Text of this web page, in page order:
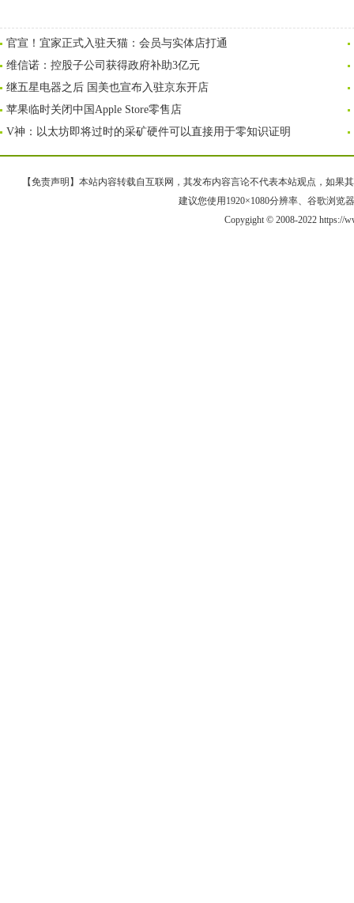
官宣！宜家正式入驻天猫：会员与实体店打通
维信诺：控股子公司获得政府补助3亿元
继五星电器之后 国美也宣布入驻京东开店
苹果临时关闭中国Apple Store零售店
V神：以太坊即将过时的采矿硬件可以直接用于零知识证明
【免责声明】本站内容转载自互联网，其发布内容言论不代表本站观点，如果
建议您使用1920×1080分辨率、谷歌浏览
Copygight © 2008-2022 https://